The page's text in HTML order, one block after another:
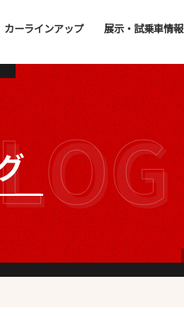
カーラインアップ 展示・試乗車情報